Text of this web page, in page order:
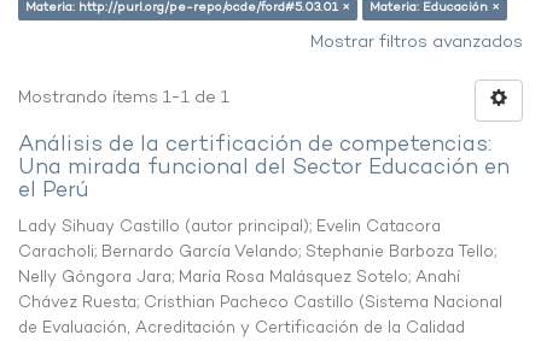
Materia: http://purl.org/pe-repo/ocde/ford#5.03.01 ×
Materia: Educación ×
Mostrar filtros avanzados
Mostrando ítems 1-1 de 1
Análisis de la certificación de competencias:
Una mirada funcional del Sector Educación en
el Perú
Lady Sihuay Castillo (autor principal); Evelin Catacora
Caracholi; Bernardo García Velando; Stephanie Barboza Tello;
Nelly Góngora Jara; María Rosa Malásquez Sotelo; Anahí
Chávez Ruesta; Cristhian Pacheco Castillo (Sistema Nacional
de Evaluación, Acreditación y Certificación de la Calidad